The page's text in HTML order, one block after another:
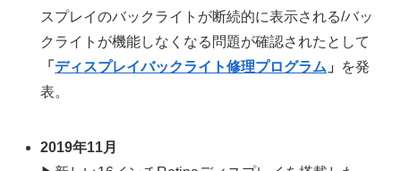
スプレイのバックライトが断続的に表示される/バッ
クライトが機能しなくなる問題が確認されたとして
「 ディスプレイバックライト修理プログラム 」
を発
表。
2019年11月